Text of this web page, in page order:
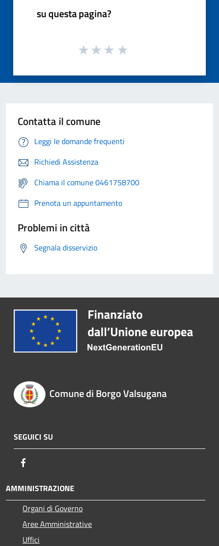
su questa pagina?
Contatta il comune
Leggi le domande frequenti
Richiedi Assistenza
Chiama il comune 0461758700
Prenota un appuntamento
Problemi in città
Segnala disservizio
Comune di Borgo Valsugana
SEGUICI SU
AMMINISTRAZIONE
Organi di Governo
Aree Amministrative
Uffici